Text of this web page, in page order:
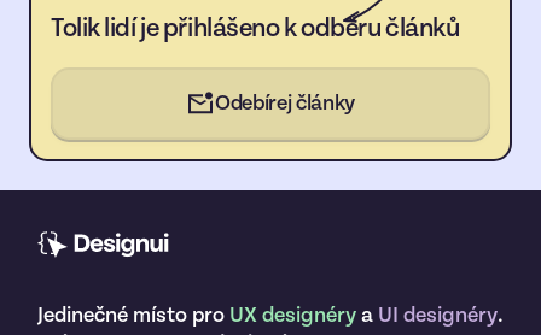
Tolik lidí je přihlášeno k odběru článků
Odebírej články
Jedinečné místo pro UX designérya UI designéry.